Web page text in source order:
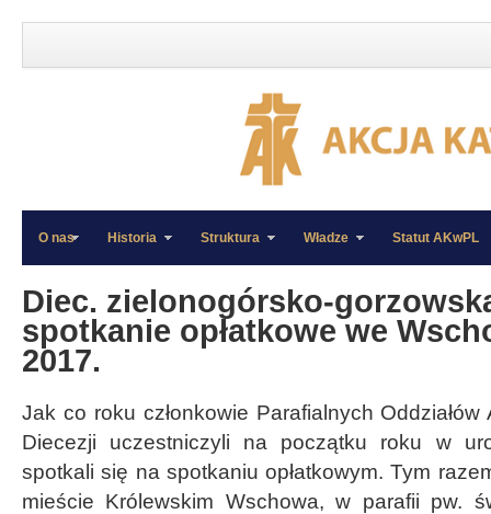
»
»
O nas Historia Struktura Władze Statut AKwPL
Diec. zielonogórsko-
spotkanie opłatkowe we
2017.
Jak co roku członkowie Parafialnych
Diecezji uczestniczyli na początku roku w
spotkali się na spotkaniu opłatkowym. Tym
mieście Królewskim Wschowa, w parafii pw.